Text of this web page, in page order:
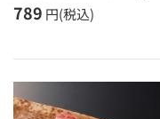
789 円(税込)